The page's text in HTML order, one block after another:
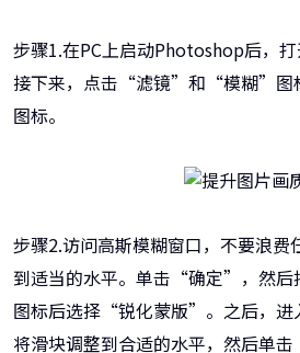
步骤1.在PC上启动Photoshop后，打
接下来，点击“滤镜”和“模糊”图
图标。
步骤2.访问高斯模糊窗口，不要浪费
到适当的水平。单击“确定”，然
图标后选择“锐化蒙版”。之后，
将滑块调整到合适的水平，然后单